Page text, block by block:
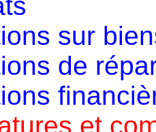
sur
de
et